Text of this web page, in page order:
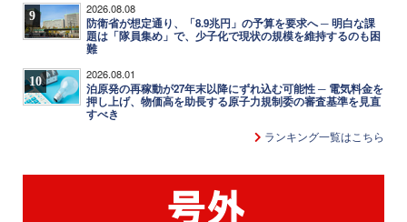
9 2026.08.08
防衛省が想定通り、「8.9兆円」の予算を要求へ ─ 明白な課
題は「隊員集め」で、少子化で現状の規模を維持するのも困
難
10 2026.08.01
泊原発の再稼動が27年末以降にずれ込む可能性 ─ 電気料金を
押し上げ、物価高を助長する原子力規制委の審査基準を見直
すべき
ランキング一覧はこちら